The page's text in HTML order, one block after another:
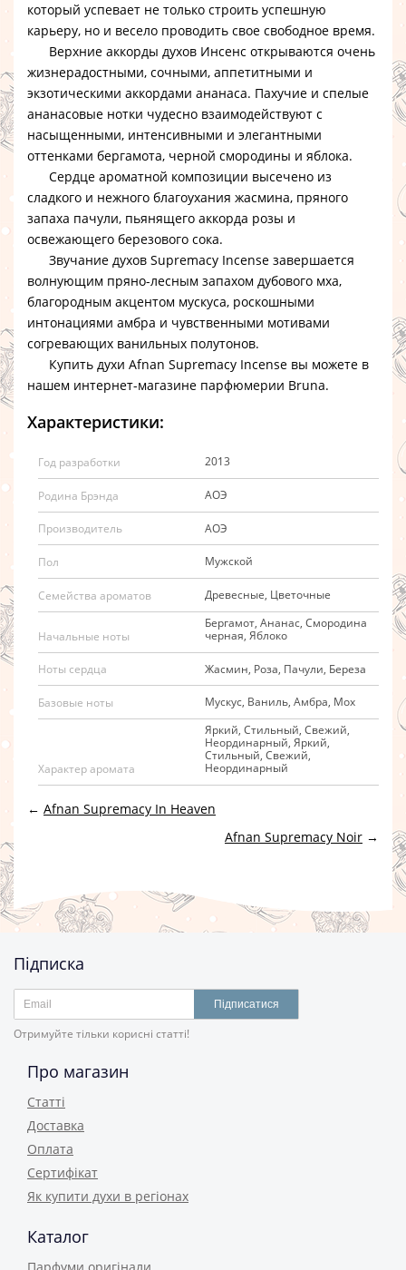
который успевает не только строить успешную
карьеру, но и весело проводить свое свободное время.
Верхние аккорды духов Инсенс открываются очень
жизнерадостными, сочными, аппетитными и
экзотическими аккордами ананаса. Пахучие и спелые
ананасовые нотки чудесно взаимодействуют с
насыщенными, интенсивными и элегантными
оттенками бергамота, черной смородины и яблока.
Сердце ароматной композиции высечено из
сладкого и нежного благоухания жасмина, пряного
запаха пачули, пьянящего аккорда розы и
освежающего березового сока.
Звучание духов Supremacy Incense завершается
волнующим пряно-лесным запахом дубового мха,
благородным акцентом мускуса, роскошными
интонациями амбра и чувственными мотивами
согревающих ванильных полутонов.
Купить духи Afnan Supremacy Incense вы можете в
нашем интернет-магазине парфюмерии Bruna.
Характеристики:
Год разработки 2013
Родина Брэнда АОЭ
Производитель АОЭ
Пол Мужской
Семейства ароматов Древесные, Цветочные
Начальные ноты
Бергамот, Ананас, Смородина
черная, Яблоко
Ноты сердца Жасмин, Роза, Пачули, Береза
Базовые ноты Мускус, Ваниль, Амбра, Мох
Характер аромата
Яркий, Стильный, Свежий,
Неординарный, Яркий,
Стильный, Свежий,
Неординарный
← Afnan Supremacy In Heaven
Afnan Supremacy Noir →
Підписка
Підписатися
Отримуйте тільки корисні статті!
Про магазин
Статті
Доставка
Оплата
Сертифікат
Як купити духи в регіонах
Каталог